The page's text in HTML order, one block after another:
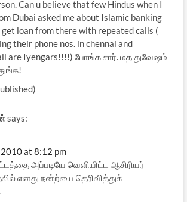
Can u believe that few Hindus when I
Dubai asked me about Islamic banking
loan from there with repeated calls (
their phone nos. in chennai and
are Iyengars!!!!) போங்க சார். மத துவேஷம்
says:
at 8:12 pm
அப்படியே வெளியிட்ட ஆசிரியர்
எனது நன்ற்யை தெரிவித்துக்